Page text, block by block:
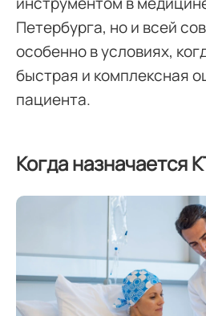
Петербурга, но и всей
особенно в условиях,
быстрая и комплексная
пациента.
Когда назначается